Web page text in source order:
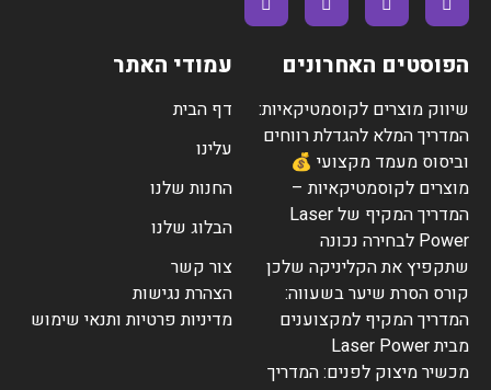
הפוסטים האחרונים
שיווק מוצרים לקוסמטיקאיות:
המדריך המלא להגדלת רווחים
וביסוס מעמד מקצועי 💰
מוצרים לקוסמטיקאיות –
המדריך המקיף של Laser
Power לבחירה נכונה
שתקפיץ את הקליניקה שלכן
קורס הסרת שיער בשעווה:
המדריך המקיף למקצוענים
מבית Laser Power
מכשיר מיצוק לפנים: המדריך
עמודי האתר
דף הבית
עלינו
החנות שלנו
הבלוג שלנו
צור קשר
הצהרת נגישות
מדיניות פרטיות ותנאי שימוש